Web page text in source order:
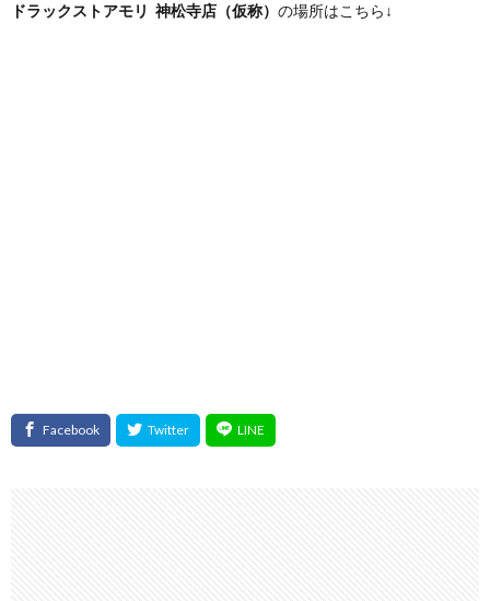
ドラックストアモリ 神松寺店（仮称） の場所はこちら↓